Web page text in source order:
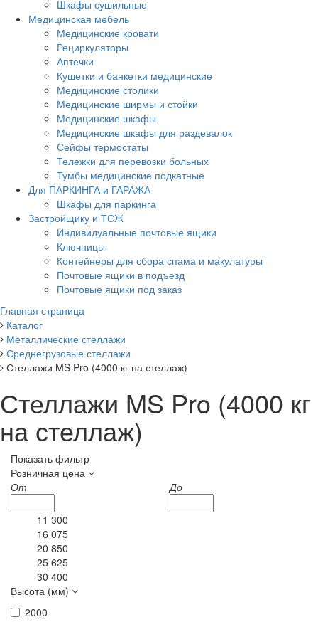
Шкафы сушильные
Медицинская мебель
Медицинские кровати
Рециркуляторы
Аптечки
Кушетки и банкетки медицинские
Медицинские столики
Медицинские ширмы и стойки
Медицинские шкафы
Медицинские шкафы для раздевалок
Сейфы термостаты
Тележки для перевозки больных
Тумбы медицинские подкатные
Для ПАРКИНГА и ГАРАЖА
Шкафы для паркинга
Застройщику и ТСЖ
Индивидуальные почтовые ящики
Ключницы
Контейнеры для сбора спама и макулатуры
Почтовые ящики в подъезд
Почтовые ящики под заказ
Главная страница
Каталог
Металлические стеллажи
Среднегрузовые стеллажи
Стеллажи MS Pro (4000 кг на стеллаж)
Стеллажи MS Pro (4000 кг
на стеллаж)
Показать фильтр
Розничная цена
От
До
11 300
16 075
20 850
25 625
30 400
Высота (мм)
2000